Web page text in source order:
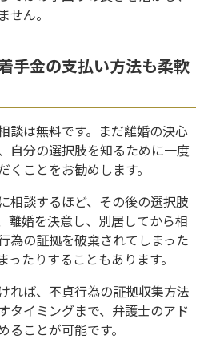
せん。
手金の支払い方法も柔軟
談は無料です。まだ離婚の決心
自分の選択肢を知るために一度
ことをお勧めします。
相談するほど、その後の選択肢
離婚を決意し、別居してから相
為の証拠を破棄されてしまった
ったりすることもあります。
れば、不貞行為の証拠収集方法
タイミングまで、弁護士のアド
ことが可能です。